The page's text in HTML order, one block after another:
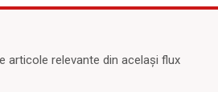
articole relevante din același flux